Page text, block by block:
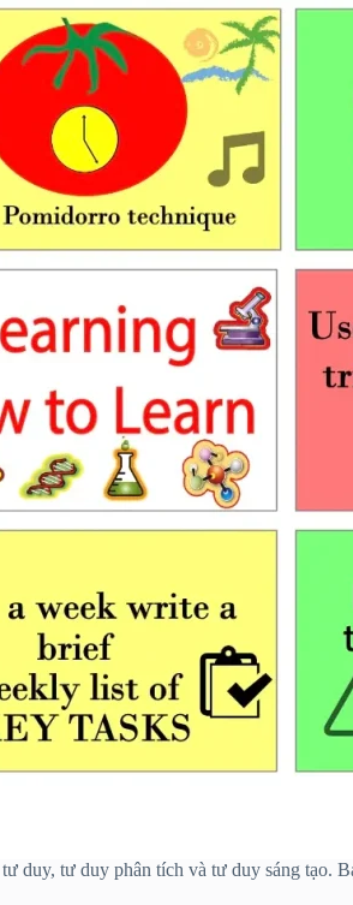
tư duy phân tích và tư duy sáng tạo.